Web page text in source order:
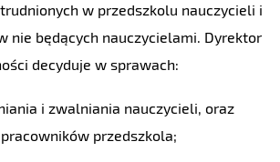
w przedszkolu nauczycieli i
nie będących nauczycielami. Dyrektor
decyduje w sprawach:
i zwalniania nauczycieli, oraz
przedszkola;